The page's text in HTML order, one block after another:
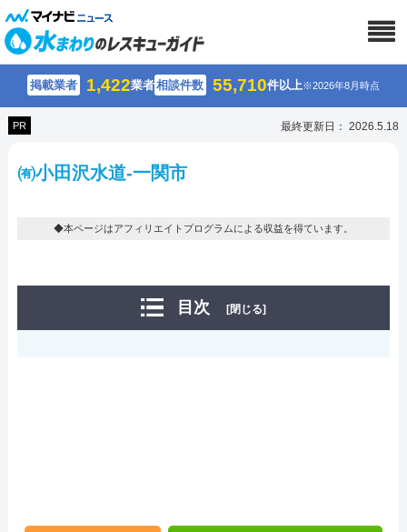
掲載業者 1,422業者相談件数 55,710件以上※2026年8月時点
PR 最終更新日： 2026.5.18
㈲小田沢水道-一関市
◆本ページはアフィリエイトプログラムによる収益を得ています。
目次 [閉じる]